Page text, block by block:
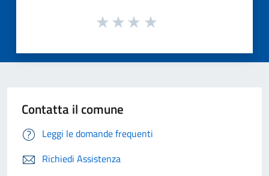
Contatta il comune
Leggi le domande frequenti
Richiedi Assistenza